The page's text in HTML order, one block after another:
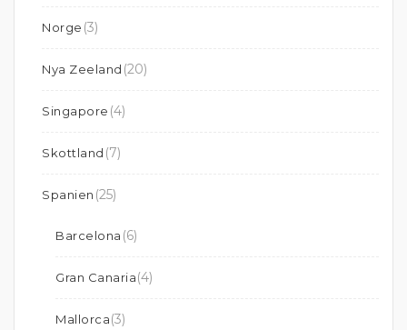
Norge (3)
Nya Zeeland (20)
Singapore (4)
Skottland (7)
Spanien (25)
Barcelona (6)
Gran Canaria(4)
Mallorca(3)